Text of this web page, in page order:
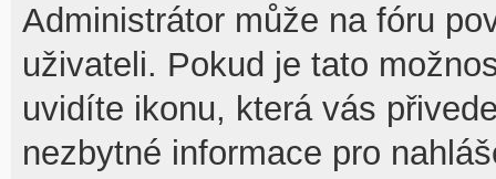
Administrátor může na fóru
uživateli. Pokud je tato
uvidíte ikonu, která vás
nezbytné informace pro